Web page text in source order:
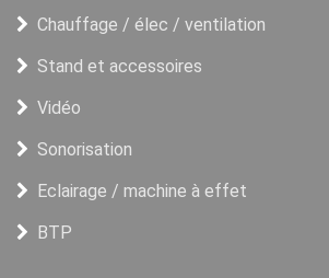
Chauffage / élec / ventilation
Stand et accessoires
Vidéo
Sonorisation
Eclairage / machine à effet
BTP